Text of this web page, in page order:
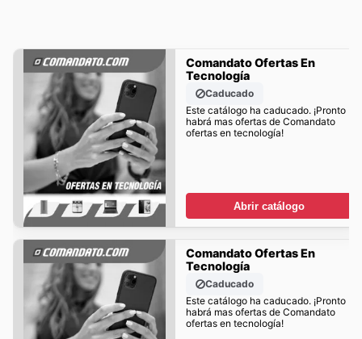
Comandato Ofertas En
Tecnología
Caducado
Este catálogo ha caducado. ¡Pronto
habrá mas ofertas de Comandato
ofertas en tecnología!
Abrir catálogo
Comandato Ofertas En
Tecnología
Caducado
Este catálogo ha caducado. ¡Pronto
habrá mas ofertas de Comandato
ofertas en tecnología!